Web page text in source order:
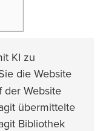
KI zu
die Website
der Website
übermittelte
Bibliothek